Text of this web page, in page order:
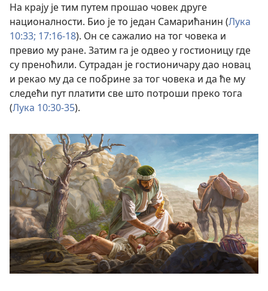
На крају је тим путем прошао човек друге
националности. Био је то један Самарићанин (Лука
10:33; 17:16-18). Он се сажалио на тог човека и
превио му ране. Затим га је одвео у гостионицу где
су преноћили. Сутрадан је гостионичару дао новац
и рекао му да се побрине за тог човека и да ће му
следећи пут платити све што потроши преко тога
(Лука 10:30-35).